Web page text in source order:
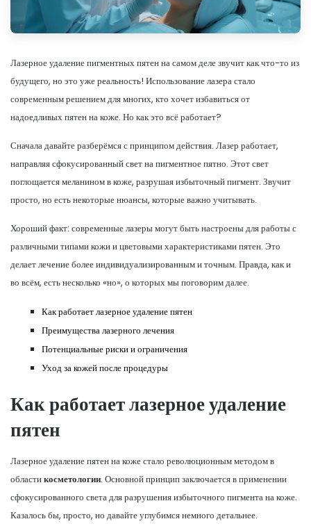
Лазерное удаление пигментных пятен на самом деле звучит как что-то из
будущего, но это уже реальность! Использование лазера стало
современным решением для многих, кто хочет избавиться от
надоедливых пятен на коже. Но как это всё работает?
Сначала давайте разберёмся с принципом действия. Лазер работает,
направляя сфокусированный свет на пигментное пятно. Этот свет
поглощается меланином в коже, разрушая избыточный пигмент. Звучит
просто, но есть некоторые нюансы, которые важно учитывать.
Хороший факт: современные лазеры могут быть настроены для работы с
различными типами кожи и цветовыми характеристиками пятен. Это
делает лечение более индивидуализированным и точным. Правда, как и
во всём, есть несколько «но», о которых мы поговорим далее.
Как работает лазерное удаление пятен
Преимущества лазерного лечения
Потенциальные риски и ограничения
Уход за кожей после процедуры
Как работает лазерное удаление
пятен
Лазерное удаление пятен на коже стало революционным методом в
областикосметологии. Основной принцип заключается в применении
сфокусированного света для разрушения избыточного пигмента на коже.
Казалось бы, просто, но давайте углубимся немного детальнее.